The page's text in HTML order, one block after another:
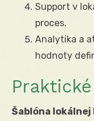
Support v
proces.
Analytika a
hodnoty
Šablóna